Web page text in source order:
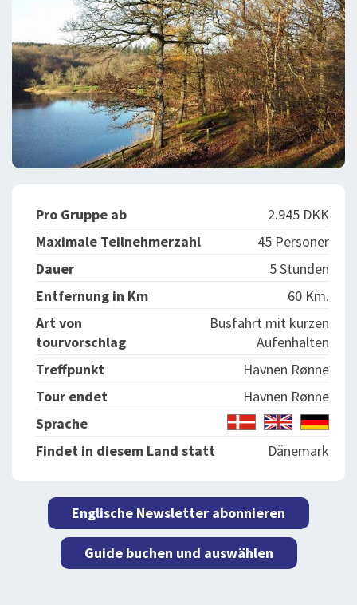
VORTRAG
ÜBER UNS
Pro Gruppe ab
2.945 DKK
Maximale Teilnehmerzahl
45 Personer
Dauer
5 Stunden
Entfernung in Km
60 Km.
Art von
tourvorschlag
Busfahrt mit kurzen
Aufenhalten
Treffpunkt
Havnen Rønne
Tour endet
Havnen Rønne
Sprache
Findet in diesem Land statt
Dänemark
Englische Newsletter abonnieren
Guide buchen und auswählen